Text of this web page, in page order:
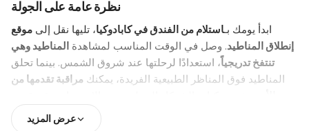
نظرة عامة على الجولة
ابدأ يومك بـاستلام من الفندق في كابادوكيا، تليها نقل إلى موقع
إنطلاق المناطيد. وصل في الوقت المناسب لمشاهدة المناطيد وهي
تنتفخ تدريجياً، استعدادًا لرحلتها عند شروق الشمس. بينما تحلق
المناطيد فوق المناظر الطبيعية الفريدة، يمكنك مراقبة تقدمها من
عرض المزيد